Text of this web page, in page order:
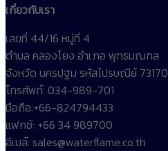
เกี่ยวกับเรา
เลขที่ 44/16 หมู่ที่ 4
ตำบล คลองโยง อำเภอ พุทธมณฑล
จังหวัด นครปฐม รหัสไปรษณีย์ 73170
โทรศัพท์: 034-989-701
มือถือ:+66-824794433
แฟกซ์: +66 34 989700
อีเมล์: sales@waterflame.co.th